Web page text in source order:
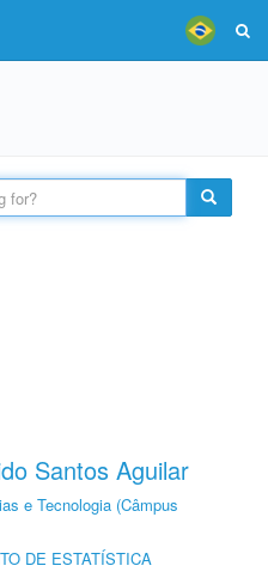
Santos Aguilar
e Tecnologia (Câmpus
DE ESTATÍSTICA